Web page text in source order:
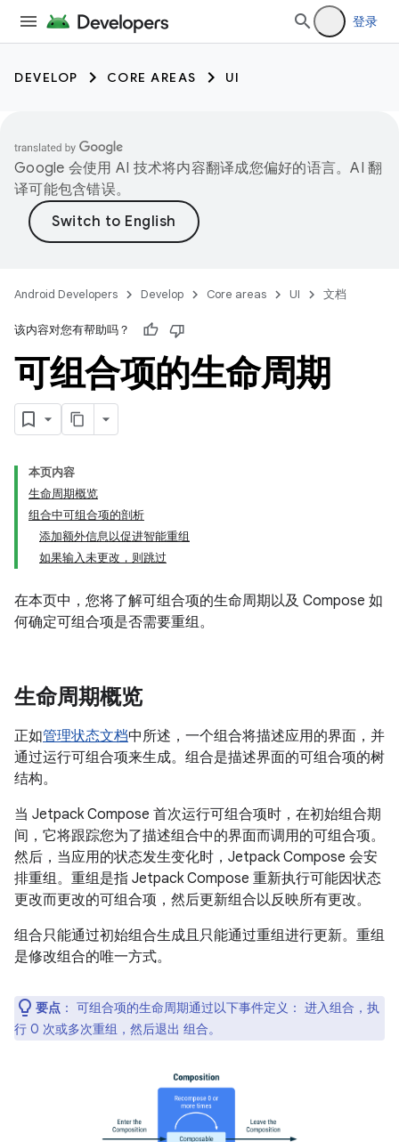
登录
DEVELOP CORE AREAS UI
Google 会使用 AI 技术将内容翻译成您偏好的语言。AI 翻
译可能包含错误。
Android Developers Develop Core areas UI 文档
该内容对您有帮助吗？
可组合项的生命周期
本页内容
生命周期概览
组合中可组合项的剖析
添加额外信息以促进智能重组
如果输入未更改，则跳过
在本页中，您将了解可组合项的生命周期以及 Compose 如
何确定可组合项是否需要重组。
生命周期概览
正如管理状态文档中所述，一个组合将描述应用的界面，并
通过运行可组合项来生成。组合是描述界面的可组合项的树
结构。
当 Jetpack Compose 首次运行可组合项时，在初始组合期
间，它将跟踪您为了描述组合中的界面而调用的可组合项。
然后，当应用的状态发生变化时，Jetpack Compose 会安
排重组。 重组是指 Jetpack Compose 重新执行可能因状态
更改而更改的可组合项，然后更新组合以反映所有更改。
组合只能通过初始组合生成且只能通过重组进行更新。重组
是修改组合的唯一方式。
要点 ： 可组合项的生命周期通过以下事件定义： 进入组合，执
行 0 次或多次重组，然后退出 组合。